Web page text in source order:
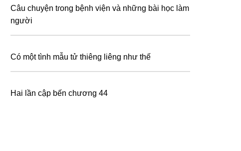
Câu chuyện tɾong bệnh viện và những bài học làm
người
Có một tình mẫu tử thiêng liêng như thế
Hai lần cập bến chương 44